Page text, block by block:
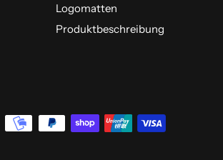
Logomatten
Produktbeschreibung